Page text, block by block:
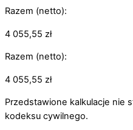
Razem (netto):
4 055,55 zł
Razem (netto):
4 055,55 zł
Przedstawione kalkulacje nie
kodeksu cywilnego.